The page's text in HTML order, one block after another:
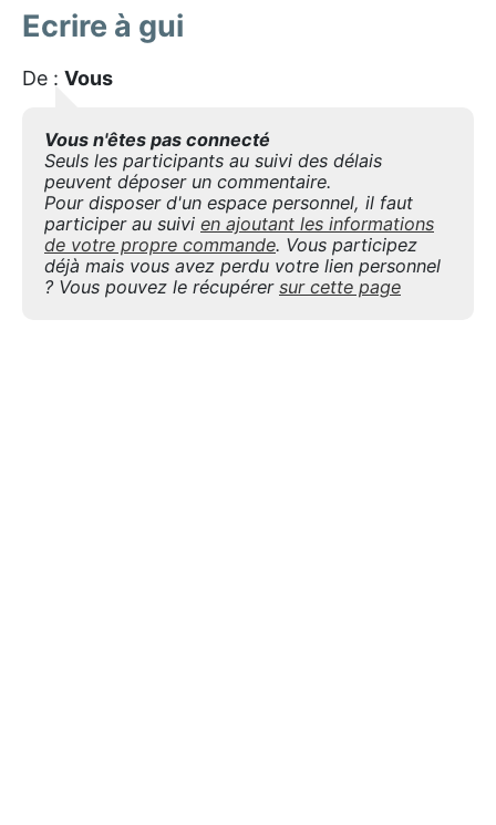
Ecrire à gui
De : Vous
Vous n'êtes pas connecté
Seuls les participants au suivi des délais
peuvent déposer un commentaire.
Pour disposer d'un espace personnel, il faut
participer au suivi en ajoutant les informations
de votre propre commande. Vous participez
déjà mais vous avez perdu votre lien personnel
? Vous pouvez le récupérer sur cette page